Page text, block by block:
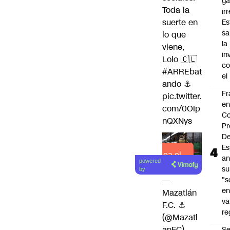
Toda la
suerte en
lo que
viene,
Lolo 🇨🇱
#ARREbat
ando ⚓️
pic.twitter.
com/0OIp
nQXNys
Lea el
artículo
powered
by
—
Mazatlán
F.C. ⚓️
(@Mazatl
la
el
en
en